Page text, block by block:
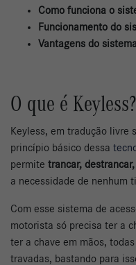
Como funciona o
Funcionamento do
Vantagens do
O que é Keyless?
Keyless, em tradução livre
princípio básico dessa
permite trancar,
a necessidade de nenhum
Com esse sistema de
motorista só precisa ter a
ter a chave em mãos,
travadas, bastando para